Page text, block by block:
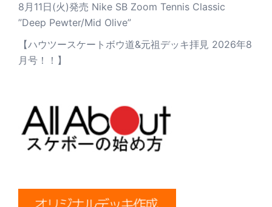
8月11日(火)発売 Nike SB Zoom Tennis Classic
”Deep Pewter/Mid Olive”
【ハウツースケートボウ道&元祖デッキ拝見 2026年8
月号！！】